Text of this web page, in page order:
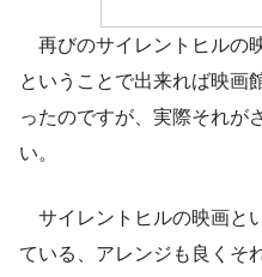
再びのサイレントヒルの
ということで出来れば映画
ったのですが、実際それが
い。
サイレントヒルの映画と
ている、アレンジも良くそ